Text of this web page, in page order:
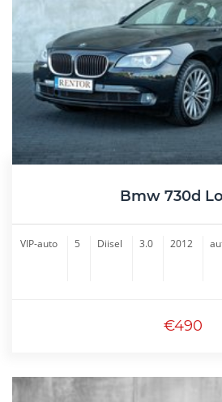
Bmw 730d
VIP-auto 5 Diisel 3.0 2012
€490